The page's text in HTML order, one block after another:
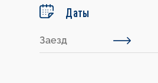
Даты